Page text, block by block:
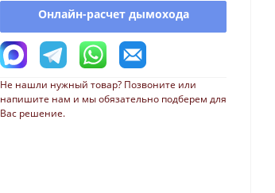
Онлайн-расчет дымохода
Не нашли нужный товар? Позвоните или
напишите нам и мы обязательно подберем для
Вас решение.